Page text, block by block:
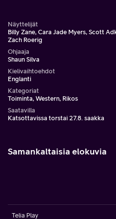
Näyttelijät
Billy Zane, Cara Jade Myers, Scott
Zach Roerig
Ohjaaja
Shaun Silva
Kielivaihtoehdot
Englanti
Kategoriat
Toiminta, Western, Rikos
Saatavilla
Katsottavissa torstai 27.8. saakka
Samankaltaisia elokuvia
Telia Play